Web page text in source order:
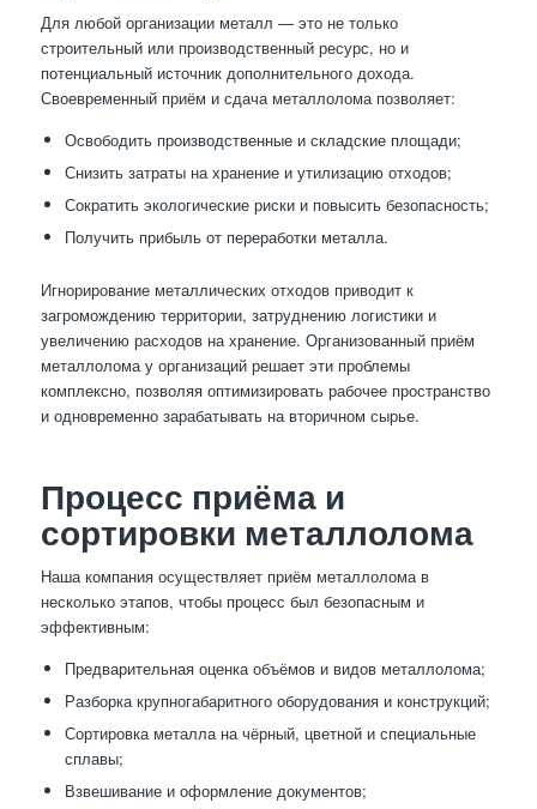
Для любой организации металл — это не только
строительный или производственный ресурс, но и
потенциальный источник дополнительного дохода.
Своевременный приём и сдача металлолома позволяет:
Освободить производственные и складские площади;
Снизить затраты на хранение и утилизацию отходов;
Сократить экологические риски и повысить безопасность;
Получить прибыль от переработки металла.
Игнорирование металлических отходов приводит к
загромождению территории, затруднению логистики и
увеличению расходов на хранение. Организованный приём
металлолома у организаций решает эти проблемы
комплексно, позволяя оптимизировать рабочее пространство
и одновременно зарабатывать на вторичном сырье.
Процесс приёма и
сортировки металлолома
Наша компания осуществляет приём металлолома в
несколько этапов, чтобы процесс был безопасным и
эффективным:
Предварительная оценка объёмов и видов металлолома;
Разборка крупногабаритного оборудования и конструкций;
Сортировка металла на чёрный, цветной и специальные
сплавы;
Взвешивание и оформление документов;